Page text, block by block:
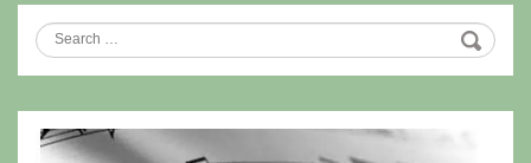
Search